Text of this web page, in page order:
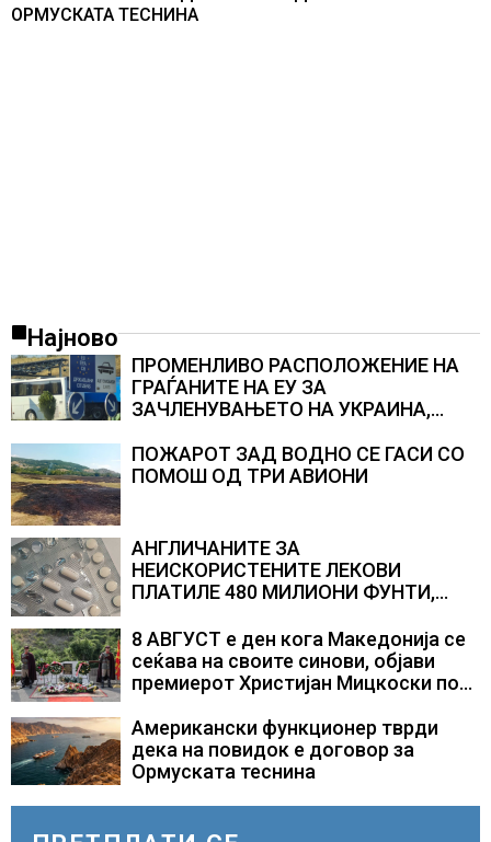
ОРМУСКАТА ТЕСНИНА
Најново
ПРОМЕНЛИВО РАСПОЛОЖЕНИЕ НА
ГРАЃАНИТЕ НА ЕУ ЗА
ЗАЧЛЕНУВАЊЕТО НА УКРАИНА,
Полска, Франција и Германија
ПОЖАРОТ ЗАД ВОДНО СЕ ГАСИ СО
ПОМОШ ОД ТРИ АВИОНИ
АНГЛИЧАНИТЕ ЗА
НЕИСКОРИСТЕНИТЕ ЛЕКОВИ
ПЛАТИЛЕ 480 МИЛИОНИ ФУНТИ,
само лекови што навистина им се
потребни
8 АВГУСТ е ден кога Македонија се
сеќава на своите синови, објави
премиерот Христијан Мицкоски по
загинувањето на десетмината
прилепски бранители
Американски функционер тврди
дека на повидок е договор за
Ормуската теснина